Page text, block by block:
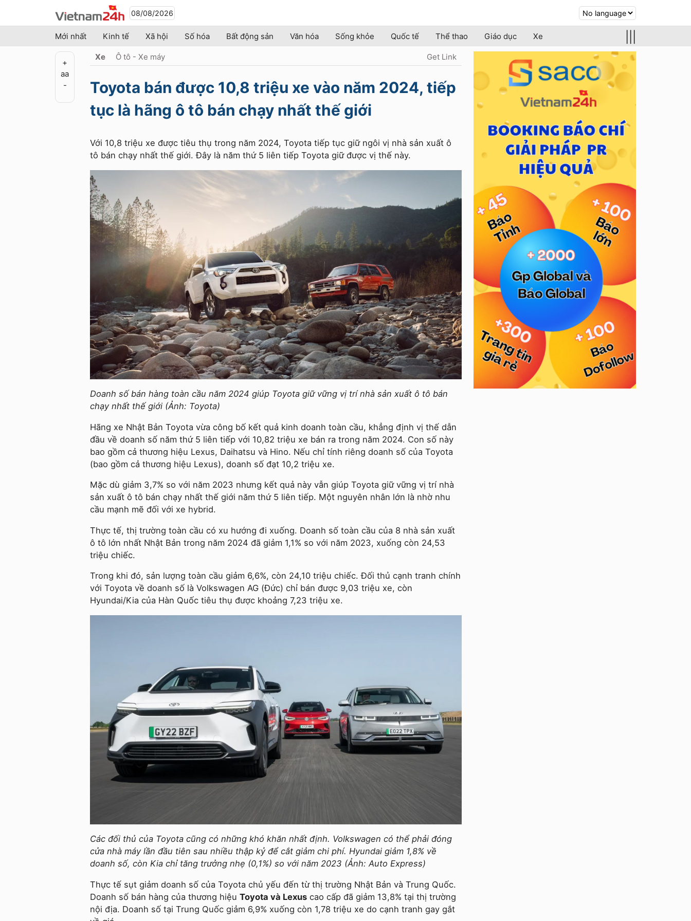
08/08/2026
Mới nhất Kinh tế Xã hội Số hóa Bất động sản Văn hóa Sống khỏe Quốc tế Thể thao Giáo dục Xe
+
aa
-
Xe Ô tô - Xe máy Get Link
Toyota bán được 10,8 triệu xe vào năm 2024, tiếp
tục là hãng ô tô bán chạy nhất thế giới
Với 10,8 triệu xe được tiêu thụ trong năm 2024, Toyota tiếp tục giữ ngôi vị nhà sản xuất ô
tô bán chạy nhất thế giới. Đây là năm thứ 5 liên tiếp Toyota giữ được vị thế này.
Doanh số bán hàng toàn cầu năm 2024 giúp Toyota giữ vững vị trí nhà sản xuất ô tô bán
chạy nhất thế giới (Ảnh: Toyota)
Hãng xe Nhật Bản Toyota vừa công bố kết quả kinh doanh toàn cầu, khẳng định vị thế dẫn
đầu về doanh số năm thứ 5 liên tiếp với 10,82 triệu xe bán ra trong năm 2024. Con số này
bao gồm cả thương hiệu Lexus, Daihatsu và Hino. Nếu chỉ tính riêng doanh số của Toyota
(bao gồm cả thương hiệu Lexus), doanh số đạt 10,2 triệu xe.
Mặc dù giảm 3,7% so với năm 2023 nhưng kết quả này vẫn giúp Toyota giữ vững vị trí nhà
sản xuất ô tô bán chạy nhất thế giới năm thứ 5 liên tiếp. Một nguyên nhân lớn là nhờ nhu
cầu mạnh mẽ đối với xe hybrid.
Thực tế, thị trường toàn cầu có xu hướng đi xuống. Doanh số toàn cầu của 8 nhà sản xuất
ô tô lớn nhất Nhật Bản trong năm 2024 đã giảm 1,1% so với năm 2023, xuống còn 24,53
triệu chiếc.
Trong khi đó, sản lượng toàn cầu giảm 6,6%, còn 24,10 triệu chiếc. Đối thủ cạnh tranh chính
với Toyota về doanh số là Volkswagen AG (Đức) chỉ bán được 9,03 triệu xe, còn
Hyundai/Kia của Hàn Quốc tiêu thụ được khoảng 7,23 triệu xe.
Các đối thủ của Toyota cũng có những khó khăn nhất định. Volkswagen có thể phải đóng
cửa nhà máy lần đầu tiên sau nhiều thập kỷ để cắt giảm chi phí. Hyundai giảm 1,8% về
doanh số, còn Kia chỉ tăng trưởng nhẹ (0,1%) so với năm 2023 (Ảnh: Auto Express)
Thực tế sụt giảm doanh số của Toyota chủ yếu đến từ thị trường Nhật Bản và Trung Quốc.
Doanh số bán hàng của thương hiệu Toyota và Lexus cao cấp đã giảm 13,8% tại thị trường
nội địa. Doanh số tại Trung Quốc giảm 6,9% xuống còn 1,78 triệu xe do cạnh tranh gay gắt